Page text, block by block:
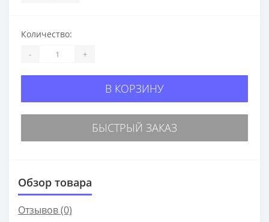
Количество:
- +
В КОРЗИНУ
БЫСТРЫЙ ЗАКАЗ
Обзор товара
Отзывов (0)